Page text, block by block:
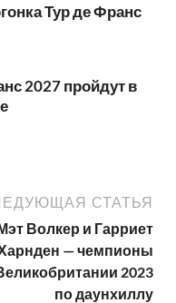
Тур де Франс
2027 пройдут в
СТАТЬЯ
Волкер и Гарриет
— чемпионы
2023
по даунхиллу